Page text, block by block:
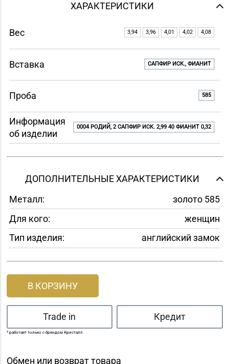
ХАРАКТЕРИСТИКИ
Вес 3,94 3,96 4,01 4,02 4,08
Вставка САПФИР ИСК., ФИАНИТ
Проба 585
Информация
об изделии
0004 РОДИЙ, 2 САПФИР ИСК. 2,99 40 ФИАНИТ 0,32
ДОПОЛНИТЕЛЬНЫЕ ХАРАКТЕРИСТИКИ
Металл:
золото 585
Для кого:
женщин
Тип изделия:
английский замок
В КОРЗИНУ
Trade in Кредит
* работает только с брендом Кристалл
Обмен или возврат товара